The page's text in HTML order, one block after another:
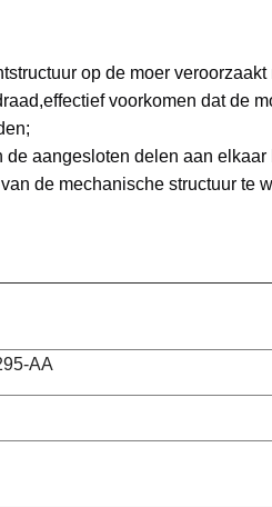
op de moer veroorzaakt
voorkomen dat de
aangesloten delen aan
de mechanische structuur te
AA